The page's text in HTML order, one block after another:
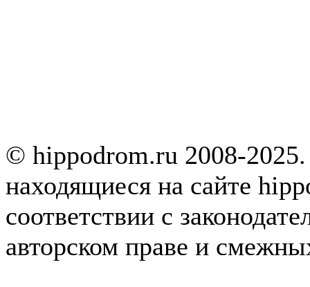
© hippodrom.ru 2008-
находящиеся на сайте
соответствии с
авторском праве и